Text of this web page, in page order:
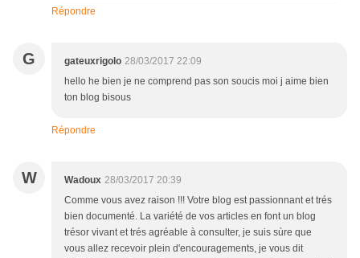
Répondre
G gateuxrigolo 28/03/2017 22:09
hello he bien je ne comprend pas son soucis moi j aime bien
ton blog bisous
Répondre
W Wadoux 28/03/2017 20:39
Comme vous avez raison !!! Votre blog est passionnant et trés
bien documenté. La variété de vos articles en font un blog
trésor vivant et trés agréable à consulter, je suis sùre que
vous allez recevoir plein d'encouragements, je vous dit